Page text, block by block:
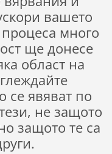
вашето
много
ще донесе
област на
се явяват по
не защото
защото те са